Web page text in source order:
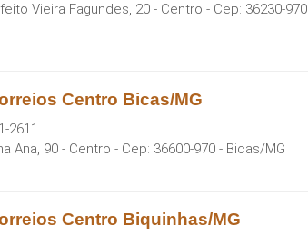
Vieira Fagundes, 20 - Centro - Cep: 36230-970
Centro Bicas/MG
2611
Ana, 90 - Centro - Cep: 36600-970 - Bicas/MG
Centro Biquinhas/MG